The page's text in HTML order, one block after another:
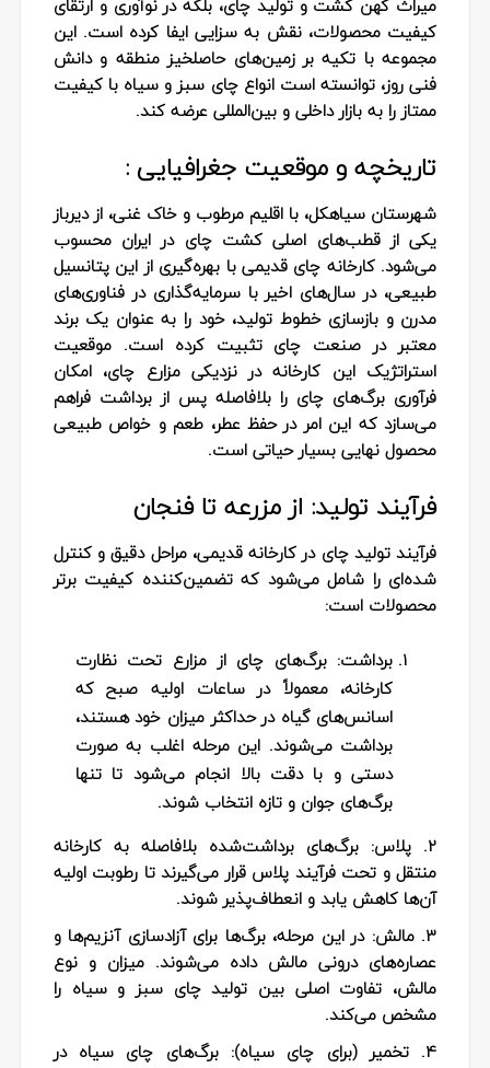
کیفیت محصولات، نقش به‌ سزایی ایفا کرده است. این
مجموعه با تکیه بر زمین‌های حاصلخیز منطقه و دانش
فنی روز، توانسته است انواع چای سبز و سیاه با کیفیت
ممتاز را به بازار داخلی و بین‌المللی عرضه کند.
تاریخچه و موقعیت جغرافیایی :
شهرستان سیاهکل، با اقلیم مرطوب و خاک غنی، از دیرباز
یکی از قطب‌های اصلی کشت چای در ایران محسوب
می‌شود. کارخانه چای قدیمی با بهره‌گیری از این پتانسیل
طبیعی، در سال‌های اخیر با سرمایه‌گذاری در فناوری‌های
مدرن و بازسازی خطوط تولید، خود را به عنوان یک برند
معتبر در صنعت چای تثبیت کرده است. موقعیت
استراتژیک این کارخانه در نزدیکی مزارع چای، امکان
فرآوری برگ‌های چای را بلافاصله پس از برداشت فراهم
می‌سازد که این امر در حفظ عطر، طعم و خواص طبیعی
محصول نهایی بسیار حیاتی است.
فرآیند تولید: از مزرعه تا فنجان
فرآیند تولید چای در کارخانه قدیمی، مراحل دقیق و کنترل‌
شده‌ای را شامل می‌شود که تضمین‌کننده کیفیت برتر
محصولات است:
برداشت: برگ‌های چای از مزارع تحت نظارت
کارخانه، معمولاً در ساعات اولیه صبح که
اسانس‌های گیاه در حداکثر میزان خود هستند،
برداشت می‌شوند. این مرحله اغلب به صورت
دستی و با دقت بالا انجام می‌شود تا تنها
برگ‌های جوان و تازه انتخاب شوند.
2. پلاس:
برگ‌های برداشت‌شده بلافاصله به کارخانه
منتقل و تحت فرآیند پلاس قرار می‌گیرند تا رطوبت اولیه
آن‌ها کاهش یابد و انعطاف‌پذیر شوند.
3. مالش:
در این مرحله، برگ‌ها برای آزادسازی آنزیم‌ها و
عصاره‌های درونی مالش داده می‌شوند. میزان و نوع
مالش، تفاوت اصلی بین تولید چای سبز و سیاه را
مشخص می‌کند.
4. تخمیر (برای چای سیاه):
برگ‌های چای سیاه در